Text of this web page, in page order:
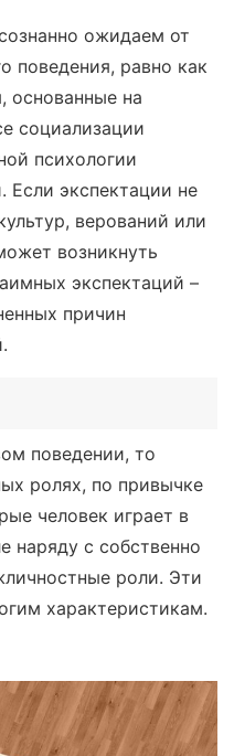
ожидаем от
поведения, равно как
основанные на
социализации
психологии
Если экспектации не
верований или
возникнуть
экспектаций –
причин
поведении, то
ролях, по привычке
человек играет в
наряду с собственно
роли. Эти
характеристикам.